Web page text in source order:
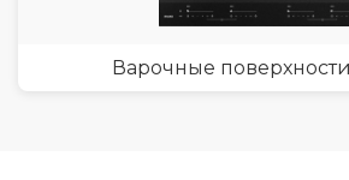
Варочные